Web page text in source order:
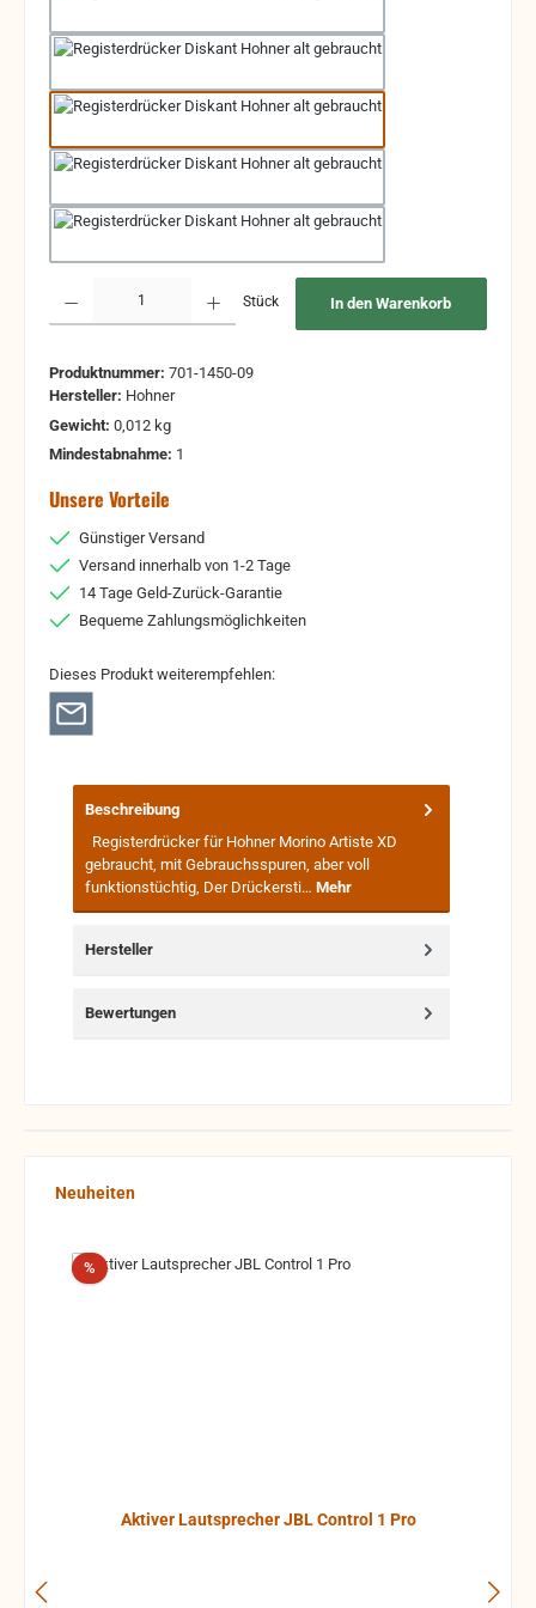
Stück In den Warenkorb
Produktnummer: 701-1450-09
Hersteller: Hohner
Gewicht: 0,012 kg
Mindestabnahme: 1
Unsere Vorteile
Günstiger Versand
Versand innerhalb von 1-2 Tage
14 Tage Geld-Zurück-Garantie
Bequeme Zahlungsmöglichkeiten
Dieses Produkt weiterempfehlen:
Beschreibung
Registerdrücker für Hohner Morino Artiste XD
gebraucht, mit Gebrauchsspuren, aber voll
funktionstüchtig, Der Drückersti… Mehr
Hersteller
Bewertungen
Produktgalerie überspringen
Neuheiten
%Rabatt
Aktiver Lautsprecher JBL Control 1 Pro